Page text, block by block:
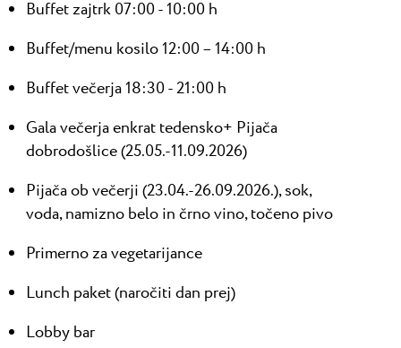
Buffet zajtrk 07:00 - 10:00 h
Buffet/menu kosilo 12:00 – 14:00 h
Buffet večerja 18:30 - 21:00 h
Gala večerja enkrat tedensko+ Pijača
dobrodošlice (25.05.-11.09.2026)
Pijača ob večerji (23.04.-26.09.2026.), sok,
voda, namizno belo in črno vino, točeno pivo
Primerno za vegetarijance
Lunch paket (naročiti dan prej)
Lobby bar